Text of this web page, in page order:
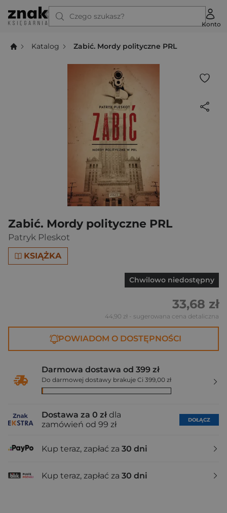
Czego szukasz?
Konto
Katalog Zabić. Mordy polityczne PRL
Zabić. Mordy polityczne PRL
Patryk Pleskot
KSIĄŻKA
Chwilowo niedostępny
33,68 zł
44,90 zł - sugerowana cena detaliczna
POWIADOM O DOSTĘPNOŚCI
Darmowa dostawa od 399 zł
Do darmowej dostawy brakuje Ci 399,00 zł
Dostawa za 0 zł dla
zamówień od 99 zł
DOŁĄCZ
Kup teraz, zapłać za 30 dni
Kup teraz, zapłać za 30 dni